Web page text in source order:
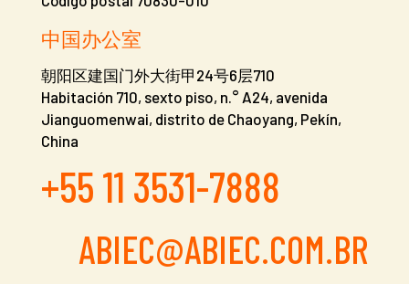
中国办公室
朝阳区建国门外大街甲24号6层710
Habitación 710, sexto piso, n.° A24, avenida
Jianguomenwai, distrito de Chaoyang, Pekín,
China
+55 11 3531-7888
ABIEC@ABIEC.COM.BR